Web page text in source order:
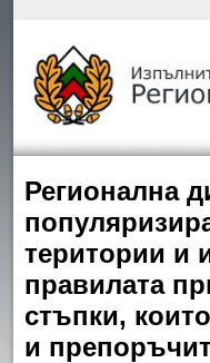
Регионална
територии и
правилата
стъпки,
и